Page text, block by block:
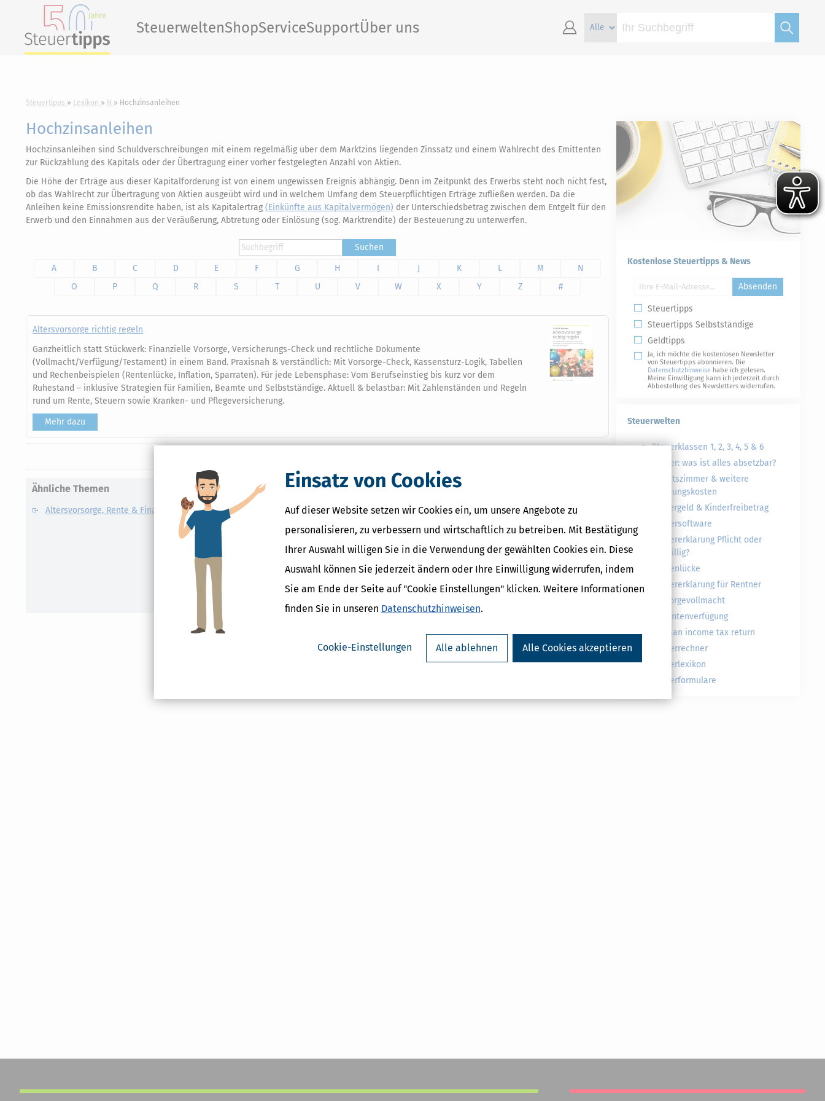
Einsatz von Cookies
Auf dieser Website setzen wir Cookies ein, um unsere Angebote zu
personalisieren, zu verbessern und wirtschaftlich zu betreiben. Mit Bestätigung
Ihrer Auswahl willigen Sie in die Verwendung der gewählten Cookies ein. Diese
Auswahl können Sie jederzeit ändern oder Ihre Einwilligung widerrufen, indem
Sie am Ende der Seite auf "Cookie Einstellungen" klicken. Weitere Informationen
finden Sie in unseren Datenschutzhinweisen.
Cookie-Einstellungen Alle ablehnen Alle Cookies akzeptieren
SteuerweltenShopServiceSupportÜber uns
Steuertipps Lexikon H Hochzinsanleihen
Hochzinsanleihen
Hochzinsanleihen sind Schuldverschreibungen mit einem regelmäßig über dem Marktzins liegenden Zinssatz und einem Wahlrecht des Emittenten
zur Rückzahlung des Kapitals oder der Übertragung einer vorher festgelegten Anzahl von Aktien.
Die Höhe der Erträge aus dieser Kapitalforderung ist von einem ungewissen Ereignis abhängig. Denn im Zeitpunkt des Erwerbs steht noch nicht fest,
ob das Wahlrecht zur Übertragung von Aktien ausgeübt wird und in welchem Umfang dem Steuerpflichtigen Erträge zufließen werden. Da die
Anleihen keine Emissionsrendite haben, ist als Kapitalertrag (Einkünfte aus Kapitalvermögen) der Unterschiedsbetrag zwischen dem Entgelt für den
Erwerb und den Einnahmen aus der Veräußerung, Abtretung oder Einlösung (sog. Marktrendite) der Besteuerung zu unterwerfen.
Suchen
A
B C D E F G H I J K L M
N
O
P Q R S T U V W X Y Z #
Altersvorsorge richtig regeln
Ganzheitlich statt Stückwerk: Finanzielle Vorsorge, Versicherungs-Check und rechtliche Dokumente
(Vollmacht/Verfügung/Testament) in einem Band. Praxisnah & verständlich: Mit Vorsorge-Check, Kassensturz-Logik, Tabellen
und Rechenbeispielen (Rentenlücke, Inflation, Sparraten). Für jede Lebensphase: Vom Berufseinstieg bis kurz vor dem
Ruhestand – inklusive Strategien für Familien, Beamte und Selbstständige. Aktuell & belastbar: Mit Zahlenständen und Regeln
rund um Rente, Steuern sowie Kranken- und Pflegeversicherung.
Mehr dazu
Ähnliche Themen
Altersvorsorge, Rente & Finanzen
Verwandte Begriffe
Einkünfte aus Kapitalvermögen
Dividende
Aktienanleihen
Freistellungsauftrag: Definition, Erklärung
Aktienoptionen
Aktienfonds
Kostenlose Steuertipps & News
Absenden
Steuertipps
Steuertipps Selbstständige
Geldtipps
Ja, ich möchte die kostenlosen Newsletter
von Steuertipps abonnieren. Die
Datenschutzhinweise habe ich gelesen.
Meine Einwilligung kann ich jederzeit durch
Abbestellung des Newsletters widerrufen.
Steuerwelten
Steuerklassen 1, 2, 3, 4, 5 & 6
Steuer: was ist alles absetzbar?
Arbeitszimmer & weitere
Werbungskosten
Kindergeld & Kinderfreibetrag
Steuersoftware
Steuererklärung Pflicht oder
freiwillig?
Rentenlücke
Steuererklärung für Rentner
Vorsorgevollmacht
Patientenverfügung
German income tax return
Steuerrechner
Steuerlexikon
Steuerformulare